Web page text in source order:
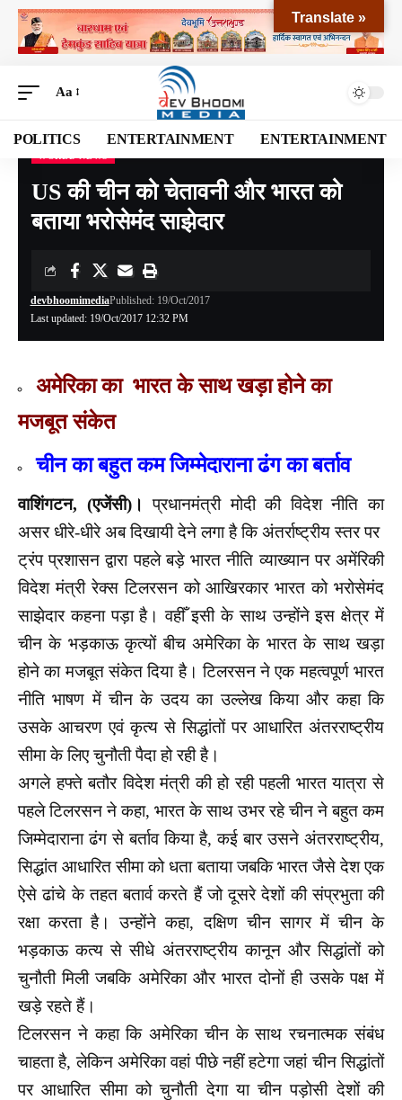
Aa
POLITICS ENTERTAINMENT ENTERTAINMENT
Devbhoomi Media>Blog>World News>US की चीन को चेतावनी और भारत को बताया भरोसेमंद साझेदार
US की चीन को चेतावनी और भारत को
बताया भरोसेमंद साझेदार
Last updated: 19/Oct/2017 12:32 PM
devbhoomimediaPublished: 19/Oct/2017
अमेरिका का भारत के साथ खड़ा होने का
मजबूत संकेत
चीन का बहुत कम जिम्मेदाराना ढंग का बर्ताव
वाशिंगटन, (एजेंसी)।प्रधानमंत्री मोदी की विदेश नीति का
असर धीरे-धीरे अब दिखायी देने लगा है कि अंतर्राष्ट्रीय स्तर पर
ट्रंप प्रशासन द्वारा पहले बड़े भारत नीति व्याख्यान पर अमेंरिकी
विदेश मंत्री रेक्स टिलरसन को आखिरकार भारत को भरोसेमंद
साझेदार कहना पड़ा है। वहीँ इसी के साथ उन्होंने इस क्षेत्र में
चीन के भड़काऊ कृत्यों बीच अमेरिका के भारत के साथ खड़ा
होने का मजबूत संकेत दिया है। टिलरसन ने एक महत्वपूर्ण भारत
नीति भाषण में चीन के उदय का उल्लेख किया और कहा कि
उसके आचरण एवं कृत्य से सिद्धांतों पर आधारित अंतरराष्ट्रीय
सीमा के लिए चुनौती पैदा हो रही है।
अगले हफ्ते बतौर विदेश मंत्री की हो रही पहली भारत यात्रा से
पहले टिलरसन ने कहा, भारत के साथ उभर रहे चीन ने बहुत कम
जिम्मेदाराना ढंग से बर्ताव किया है, कई बार उसने अंतरराष्ट्रीय,
सिद्धांत आधारित सीमा को धता बताया जबकि भारत जैसे देश एक
ऐसे ढांचे के तहत बतार्व करते हैं जो दूसरे देशों की संप्रभुता की
रक्षा करता है। उन्होंने कहा, दक्षिण चीन सागर में चीन के
भड़काऊ कत्य से सीधे अंतरराष्ट्रीय कानून और सिद्धांतों को
चुनौती मिली जबकि अमेरिका और भारत दोनों ही उसके पक्ष में
खड़े रहते हैं।
टिलरसन ने कहा कि अमेरिका चीन के साथ रचनात्मक संबंध
चाहता है, लेकिन अमेरिका वहां पीछे नहीं हटेगा जहां चीन सिद्धांतों
पर आधारित सीमा को चुनौती देगा या चीन पड़ोसी देशों की
Translate »